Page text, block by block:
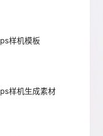
样机模板
样机生成素材